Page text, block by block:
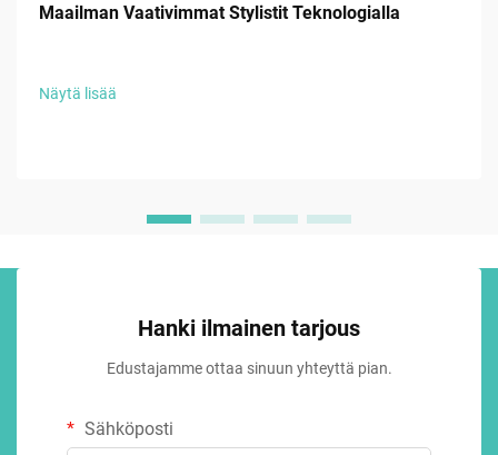
Maailman Vaativimmat Stylistit Teknologialla
Näytä lisää
Hanki ilmainen tarjous
Edustajamme ottaa sinuun yhteyttä pian.
Sähköposti